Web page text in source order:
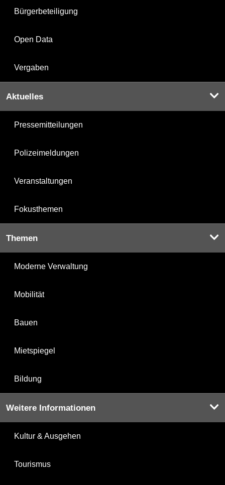
Bürgerbeteiligung
Open Data
Vergaben
Aktuelles
Pressemitteilungen
Polizeimeldungen
Veranstaltungen
Fokusthemen
Themen
Moderne Verwaltung
Mobilität
Bauen
Mietspiegel
Bildung
Weitere Informationen
Kultur & Ausgehen
Tourismus